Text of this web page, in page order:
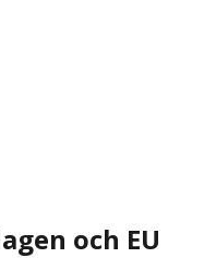
och EU